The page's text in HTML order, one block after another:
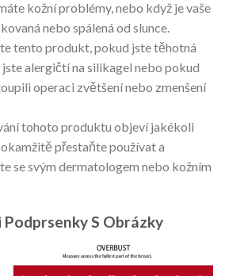
kožní problémy, nebo když je vaše
nebo spálená od slunce.
tento produkt, pokud jste těhotná
alergičtí na silikagel nebo pokud
operaci zvětšení nebo zmenšení
tohoto produktu objeví jakékoli
přestaňte používat a
se svým dermatologem nebo kožním
S Obrázky